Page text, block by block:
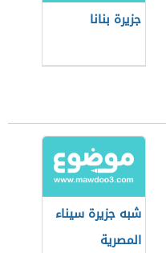
جزيرة بنانا
شبه جزيرة سيناء
المصرية